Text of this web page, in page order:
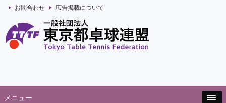
お問合わせ 広告掲載について
メニュー